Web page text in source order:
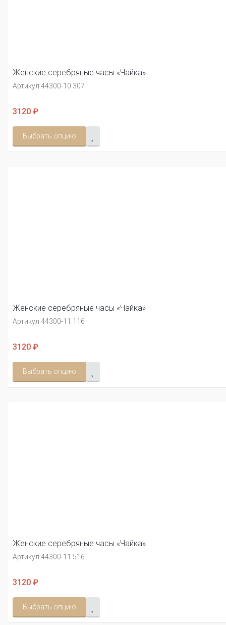
Женские серебряные часы «Чайка»
Артикул:44300-10.307
3120 ₽
Выбрать опцию
Женские серебряные часы «Чайка»
Артикул:44300-11.116
3120 ₽
Выбрать опцию
Женские серебряные часы «Чайка»
Артикул:44300-11.516
3120 ₽
Выбрать опцию